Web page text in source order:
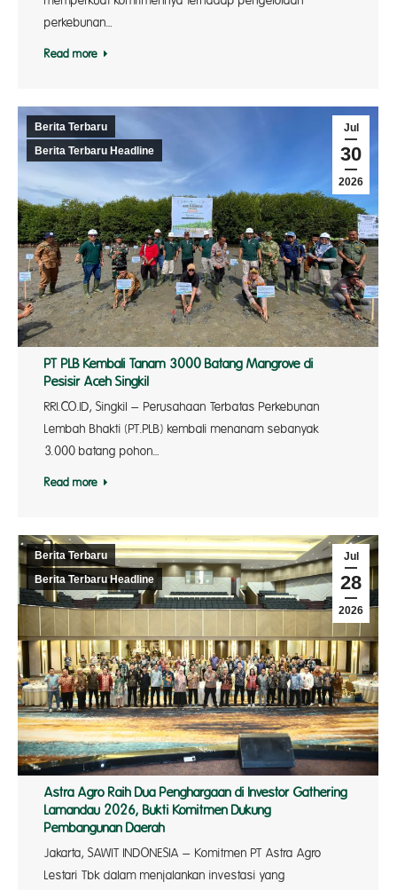
perkebunan…
Read more
Jul
30
2026
Berita Terbaru
Berita Terbaru Headline
PT PLB Kembali Tanam 3000 Batang Mangrove di
Pesisir Aceh Singkil
RRI.CO.ID, Singkil – Perusahaan Terbatas Perkebunan
Lembah Bhakti (PT.PLB) kembali menanam sebanyak
3.000 batang pohon…
Read more
Jul
28
2026
Berita Terbaru
Berita Terbaru Headline
Astra Agro Raih Dua Penghargaan di Investor Gathering
Lamandau 2026, Bukti Komitmen Dukung
Pembangunan Daerah
Jakarta, SAWIT INDONESIA – Komitmen PT Astra Agro
Lestari Tbk dalam menjalankan investasi yang